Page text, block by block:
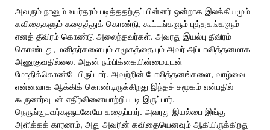
அவரும் நானும் உயர்தரம் படித்ததற்குப் பின்னர் ஒன்றாக இலக்கியமும்
கவிதைகளும் கதைத்துக் கொண்டு, கூட்டங்களும் புத்தகங்களும்
எனத் தீவிரம் கொண்டு அலைந்தவர்கள். அவரது இயல்பு தீவிரம்
கொண்டது, மனிதர்களையும் சமூகத்தையும் அவர் அப்பாவித்தனமாக
அணுகுவதில்லை. அதன் நம்பிக்கையின்மையுடன்
மோதிக்கொண்டேயிருப்பார். அவற்றின் போலித்தனங்களை, வாழ்வை
என்னவாக ஆக்கிக் கொண்டிருக்கிறது இந்தச் சமூகம் என்பதில்
கூருணர்வுடன் எதிர்வினையாற்றியபடி இருப்பார்.
நெருங்குபவர்களுடனேயே கதைப்பார். அவரது இயல்பை இங்கு
அளிக்கக் காரணம், அது அவரின் கவிதையெனவும் ஆகியிருக்கிறது